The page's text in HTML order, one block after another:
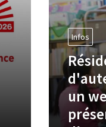
Infos
un